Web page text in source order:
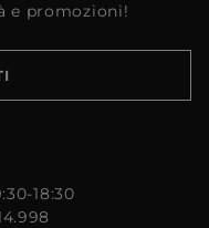
e promozioni!
18:30